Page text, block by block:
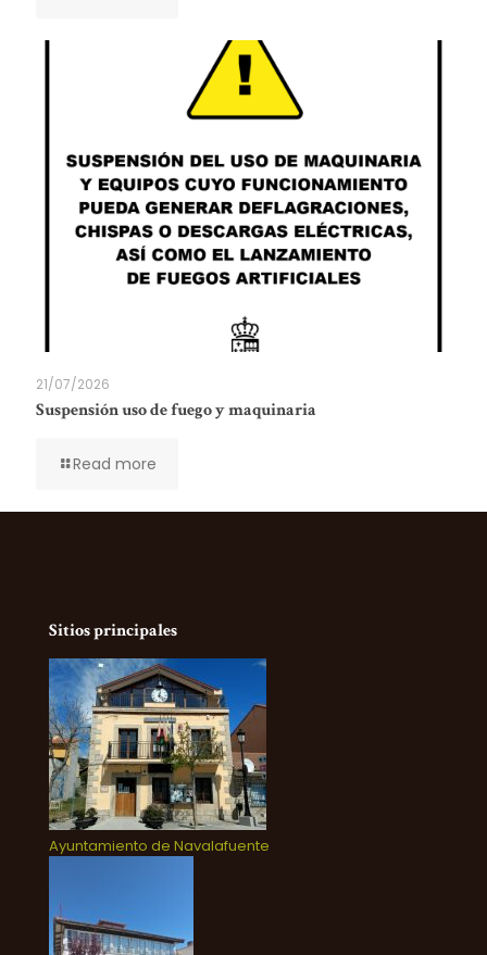
21/07/2026
Suspensión uso de fuego y maquinaria
Read more
Sitios principales
Ayuntamiento de Navalafuente